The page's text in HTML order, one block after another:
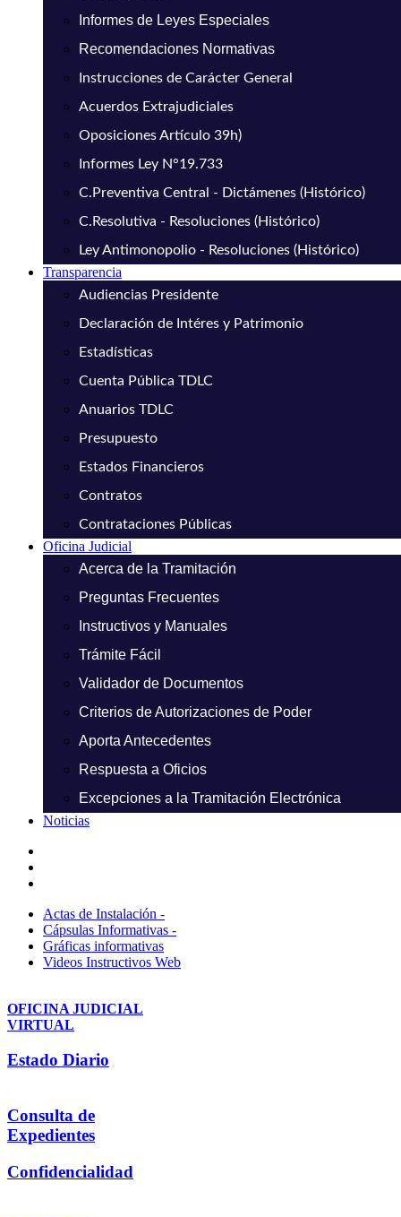
Informes de Leyes Especiales
Recomendaciones Normativas
Instrucciones de Carácter General
Acuerdos Extrajudiciales
Oposiciones Artículo 39h)
Informes Ley N°19.733
C.Preventiva Central - Dictámenes (Histórico)
C.Resolutiva - Resoluciones (Histórico)
Ley Antimonopolio - Resoluciones (Histórico)
Transparencia
Audiencias Presidente
Declaración de Intéres y Patrimonio
Estadísticas
Cuenta Pública TDLC
Anuarios TDLC
Presupuesto
Estados Financieros
Contratos
Contrataciones Públicas
Oficina Judicial
Acerca de la Tramitación
Preguntas Frecuentes
Instructivos y Manuales
Trámite Fácil
Validador de Documentos
Criterios de Autorizaciones de Poder
Aporta Antecedentes
Respuesta a Oficios
Excepciones a la Tramitación Electrónica
Noticias
Actas de Instalación -
Cápsulas Informativas -
Gráficas informativas
Videos Instructivos Web
OFICINA JUDICIAL
VIRTUAL
Estado Diario
Consulta de
Expedientes
Confidencialidad